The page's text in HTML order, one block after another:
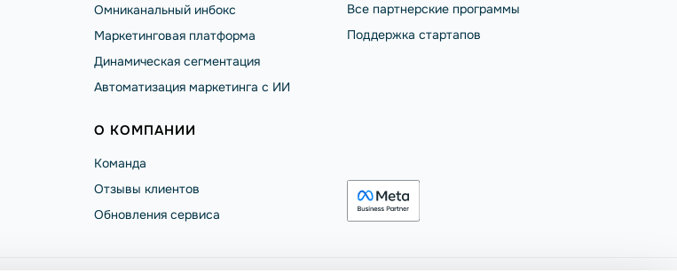
Омниканальный инбокс
Маркетинговая платформа
Динамическая сегментация
Автоматизация маркетинга с ИИ
О КОМПАНИИ
Команда
Отзывы клиентов
Обновления сервиса
Все партнерские программы
Поддержка стартапов